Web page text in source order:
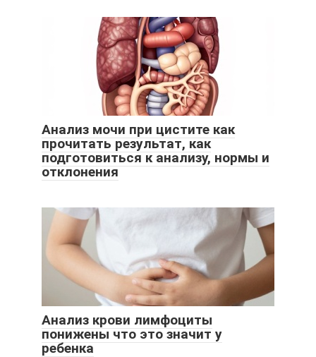
Анализ мочи при цистите как
прочитать результат, как
подготовиться к анализу, нормы и
отклонения
Анализ крови лимфоциты
понижены что это значит у
ребенка